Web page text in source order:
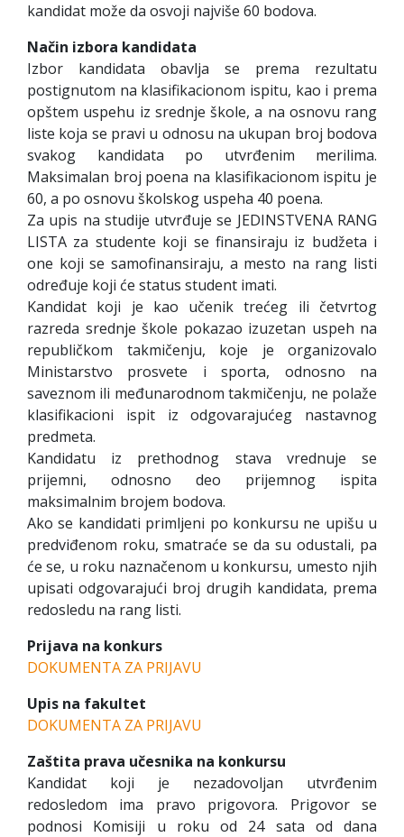
kandidat može da osvoji najviše 60 bodova.
Način izbora kandidata
Izbor kandidata obavlja se prema rezultatu
postignutom na klasifikacionom ispitu, kao i prema
opštem uspehu iz srednje škole, a na osnovu rang
liste koja se pravi u odnosu na ukupan broj bodova
svakog kandidata po utvrđenim merilima.
Maksimalan broj poena na klasifikacionom ispitu je
60, a po osnovu školskog uspeha 40 poena.
Za upis na studije utvrđuje se JEDINSTVENA RANG
LISTA za studente koji se finansiraju iz budžeta i
one koji se samofinansiraju, a mesto na rang listi
određuje koji će status student imati.
Kandidat koji je kao učenik trećeg ili četvrtog
razreda srednje škole pokazao izuzetan uspeh na
republičkom takmičenju, koje je organizovalo
Ministarstvo prosvete i sporta, odnosno na
saveznom ili međunarodnom takmičenju, ne polaže
klasifikacioni ispit iz odgovarajućeg nastavnog
predmeta.
Kandidatu iz prethodnog stava vrednuje se
prijemni, odnosno deo prijemnog ispita
maksimalnim brojem bodova.
Ako se kandidati primljeni po konkursu ne upišu u
predviđenom roku, smatraće se da su odustali, pa
će se, u roku naznačenom u konkursu, umesto njih
upisati odgovarajući broj drugih kandidata, prema
redosledu na rang listi.
Prijava na konkurs
DOKUMENTA ZA PRIJAVU
Upis na fakultet
DOKUMENTA ZA PRIJAVU
Zaštita prava učesnika na konkursu
Kandidat koji je nezadovoljan utvrđenim
redosledom ima pravo prigovora. Prigovor se
podnosi Komisiji u roku od 24 sata od dana